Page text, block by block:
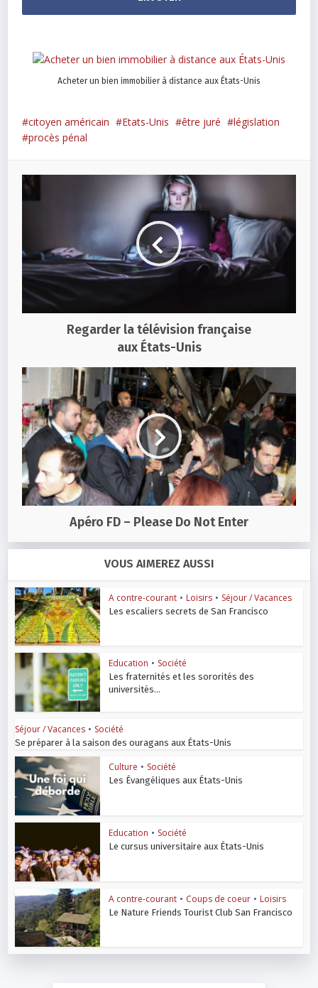
Acheter un bien immobilier à distance aux États-Unis
citoyen américain Etats-Unis être juré
législation
procès pénal
Regarder la télévision française
aux États-Unis
Apéro FD – Please Do Not Enter
VOUS AIMEREZ AUSSI
A contre-courant • Loisirs • Séjour / Vacances
Les escaliers secrets de San Francisco
Education • Société
Les fraternités et les sororités des
universités...
Séjour / Vacances • Société
Se préparer à la saison des ouragans aux États-Unis
Culture • Société
Les Évangéliques aux États-Unis
Education • Société
Le cursus universitaire aux États-Unis
A contre-courant • Coups de coeur • Loisirs
Le Nature Friends Tourist Club San Francisco